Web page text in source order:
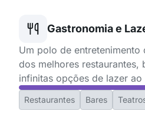
Gastronomia e
Um polo de
dos melhores restaurantes,
infinitas opções de lazer ao
Restaurantes Bares